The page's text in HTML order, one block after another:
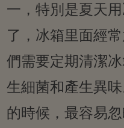
一，特別是夏天
了，冰箱里面經
們需要定期清潔
生細菌和產生異
的時候，最容易